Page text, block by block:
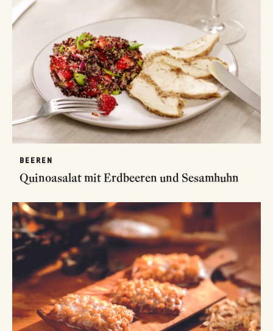
BEEREN
Quinoasalat mit Erdbeeren und Sesamhuhn